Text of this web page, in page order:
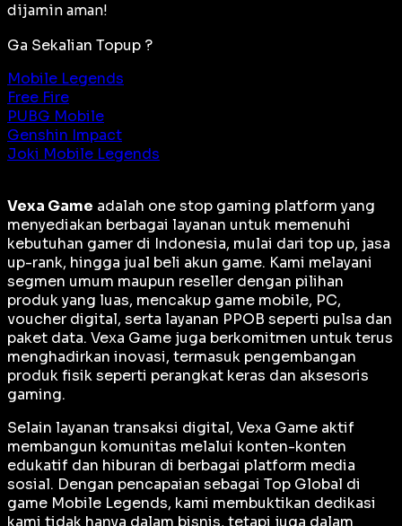
dijamin aman!
Ga Sekalian Topup ?
Mobile Legends
Free Fire
PUBG Mobile
Genshin Impact
Joki Mobile Legends
Vexa Game adalah one stop gaming platform yang
menyediakan berbagai layanan untuk memenuhi
kebutuhan gamer di Indonesia, mulai dari top up, jasa
up-rank, hingga jual beli akun game. Kami melayani
segmen umum maupun reseller dengan pilihan
produk yang luas, mencakup game mobile, PC,
voucher digital, serta layanan PPOB seperti pulsa dan
paket data. Vexa Game juga berkomitmen untuk terus
menghadirkan inovasi, termasuk pengembangan
produk fisik seperti perangkat keras dan aksesoris
gaming.
Selain layanan transaksi digital, Vexa Game aktif
membangun komunitas melalui konten-konten
edukatif dan hiburan di berbagai platform media
sosial. Dengan pencapaian sebagai Top Global di
game Mobile Legends, kami membuktikan dedikasi
kami tidak hanya dalam bisnis, tetapi juga dalam